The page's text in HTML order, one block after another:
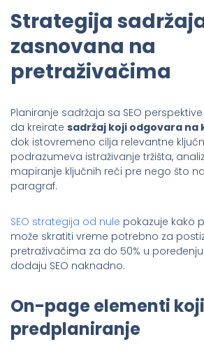
Strategija
zasnovana na
pretraživačima
Planiranje sadržaja sa SEO
da kreirate sadržaj koji odgovara na
dok istovremeno cilja relevantne
podrazumeva istraživanje tržišta,
mapiranje ključnih reči pre nego što
paragraf.
SEO strategija od nule pokazuje kako
može skratiti vreme potrebno za
pretraživačima za do 50% u
dodaju SEO naknadno.
On-page elementi
predplaniranje